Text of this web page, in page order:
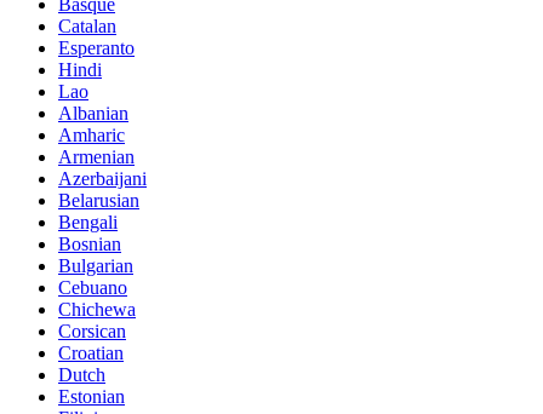
Basque
Catalan
Esperanto
Hindi
Lao
Albanian
Amharic
Armenian
Azerbaijani
Belarusian
Bengali
Bosnian
Bulgarian
Cebuano
Chichewa
Corsican
Croatian
Dutch
Estonian